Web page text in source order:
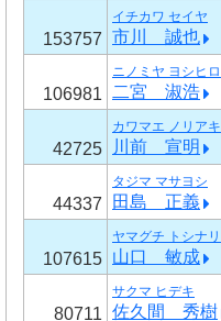
153757
イチカワ セイヤ
市川 誠也
106981
ニノミヤ ヨシヒロ
二宮 淑浩
42725
カワマエ ノリアキ
川前 宣明
44337
タジマ マサヨシ
田島 正義
107615
ヤマグチ トシナリ
山口 敏成
80711
サクマ ヒデキ
佐久間 秀樹